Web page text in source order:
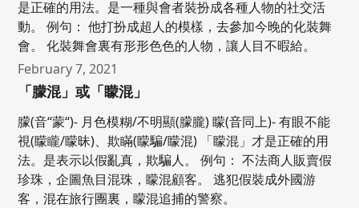
是正確的用法。是一種與會者裝扮成各種人物的社交活
動。 例句： 他打扮成超人的模樣，去參加今晚的化裝舞
會。 化裝舞會裏有形形色色的人物，讓人目不暇給。
February 7, 2021
「朦混」或「矇混」
朦(音“蒙“)- 月色模糊/不明顯(朦朧) 矇(音同上)- 有眼不能
視(矇矓/矇昧)、欺瞞(矇騙/矇混) 「矇混」才是正確的用
法。是表示以假亂真，欺騙人。 例句： 不法商人販賣假
珍珠，企圖魚目混珠，矇混顧客。 逃犯假裝成外國游
客，混在旅行團裏，矇混追捕的警察。